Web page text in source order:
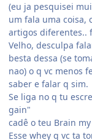
(eu ja pesquisei
um fala uma coisa,
artigos diferentes..
Velho, desculpa
besta dessa (se
nao) o q vc menos
saber e falar q sim.
Se liga no q tu
gain"
cadê o teu Brain
Esse whey q vc ta